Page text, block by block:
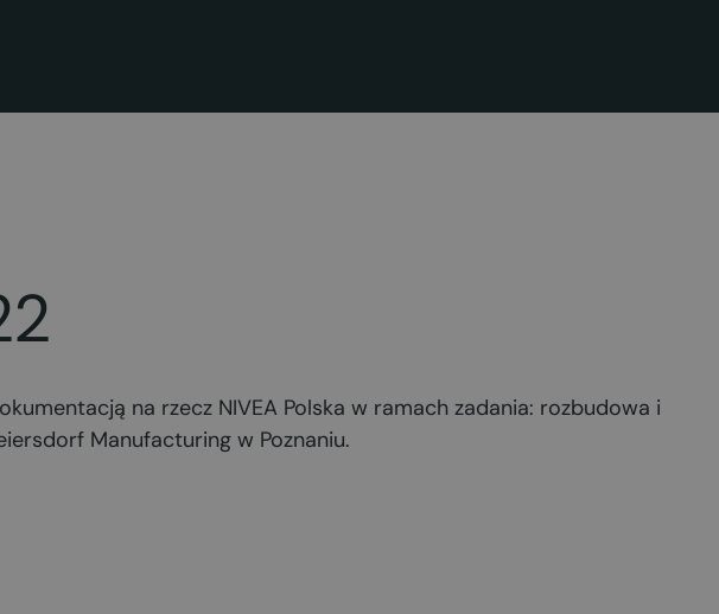
na rzecz NIVEA Polska w ramach zadania: rozbudowa i
Manufacturing w Poznaniu.